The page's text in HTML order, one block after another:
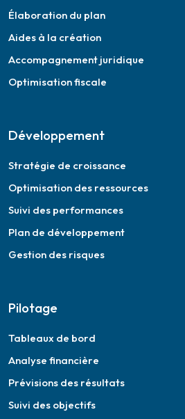
Élaboration du plan
Aides à la création
Accompagnement juridique
Optimisation fiscale
Développement
Stratégie de croissance
Optimisation des ressources
Suivi des performances
Plan de développement
Gestion des risques
Pilotage
Tableaux de bord
Analyse financière
Prévisions des résultats
Suivi des objectifs